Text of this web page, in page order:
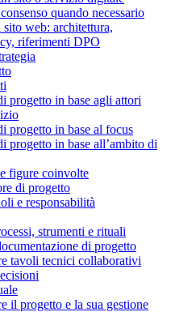
quando necessario
web: architettura,
riferimenti DPO
progetto in base agli attori
progetto in base al focus
progetto in base all’ambito di
figure coinvolte
di progetto
e responsabilità
strumenti e rituali
di progetto
tavoli tecnici collaborativi
il progetto e la sua gestione